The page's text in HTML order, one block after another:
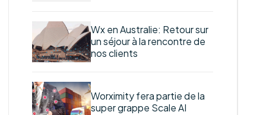
Wx en Australie: Retour sur
un séjour à la rencontre de
nos clients
Worximity fera partie de la
super grappe Scale AI